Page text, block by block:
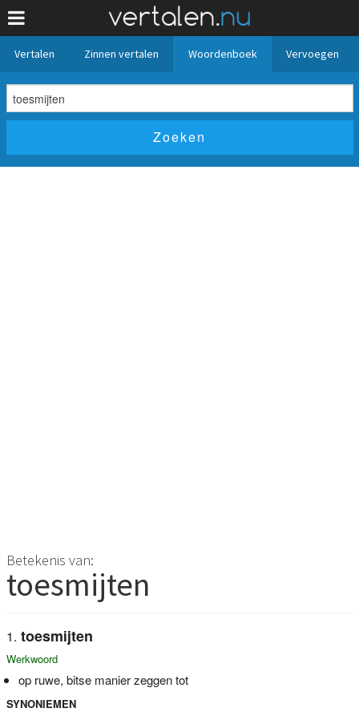
Vertalen Zinnen vertalen Woordenboek Vervoegen
Betekenis van:
toesmijten
toesmijten
Werkwoord
op ruwe, bitse manier zeggen tot
SYNONIEMEN